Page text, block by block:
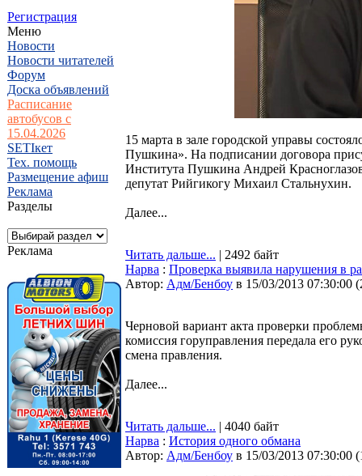
Регистрация
Меню
Новости
Новости читателей
Форум
Доска объявлений
Расписание
автобусов с
15.04.2026
SETIкет
Тех. помощь
Размещение афиш
Реклама
Разделы
Реклама
15 марта в зале городской управы
Пушкина». На подписании договора
Института Пушкина Андрей
депутат Рийгикогу Михаил Стальнухин.
Далее...
Читать дальше... | 2492 байт
Нарва : Проверка выявила нарушения в
Автор: Адм/Бенбоу в 15/03/2013 07:30:00 (
Черновой вариант акта проверки
комиссия горуправления передала его
смена правления.
Далее...
Читать дальше... | 4040 байт
Нарва : История одного обмана
Автор: Адм/Бенбоу в 15/03/2013 07:30:00 (